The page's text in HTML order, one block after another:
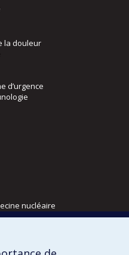
la douleur
d’urgence
nucléaire